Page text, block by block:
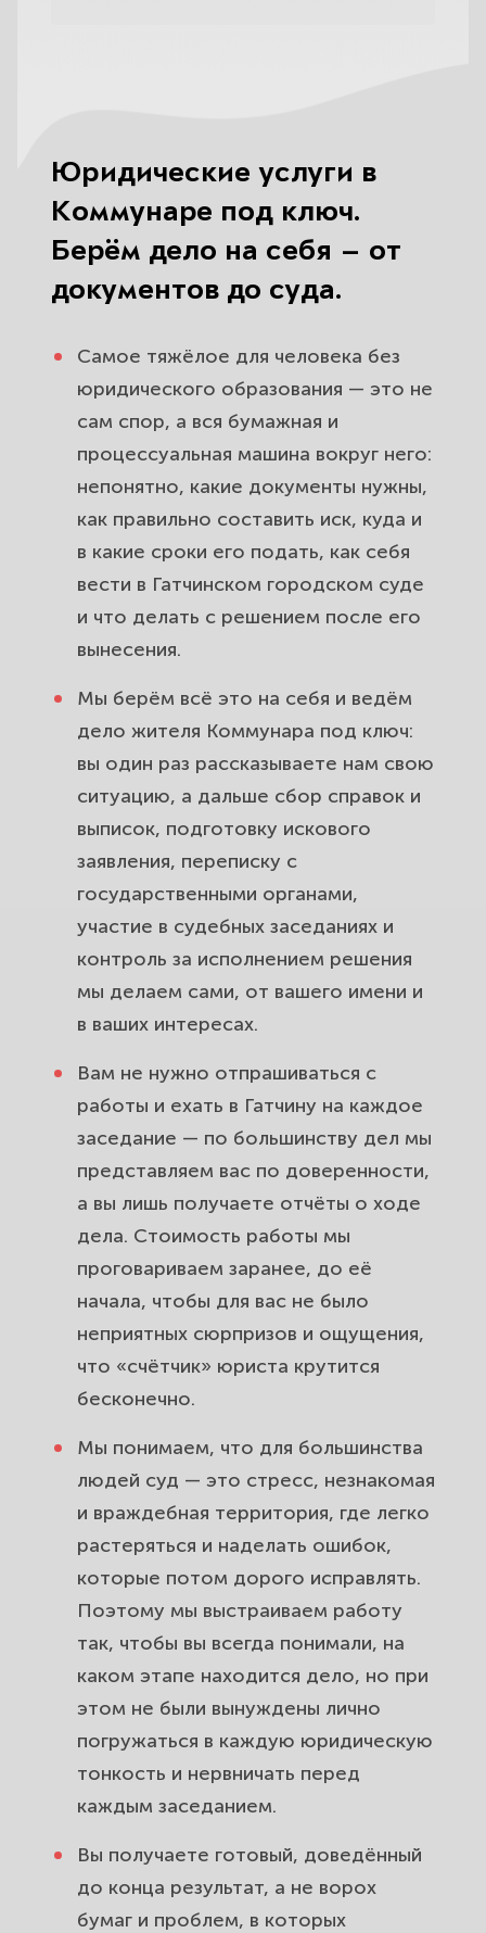
Юридические услуги в
Коммунаре под ключ.
Берём дело на себя — от
документов до суда.
Самое тяжёлое для человека без
юридического образования — это не
сам спор, а вся бумажная и
процессуальная машина вокруг него:
непонятно, какие документы нужны,
как правильно составить иск, куда и
в какие сроки его подать, как себя
вести в Гатчинском городском суде
и что делать с решением после его
вынесения.
Мы берём всё это на себя и ведём
дело жителя Коммунара под ключ:
вы один раз рассказываете нам свою
ситуацию, а дальше сбор справок и
выписок, подготовку искового
заявления, переписку с
государственными органами,
участие в судебных заседаниях и
контроль за исполнением решения
мы делаем сами, от вашего имени и
в ваших интересах.
Вам не нужно отпрашиваться с
работы и ехать в Гатчину на каждое
заседание — по большинству дел мы
представляем вас по доверенности,
а вы лишь получаете отчёты о ходе
дела. Стоимость работы мы
проговариваем заранее, до её
начала, чтобы для вас не было
неприятных сюрпризов и ощущения,
что «счётчик» юриста крутится
бесконечно.
Мы понимаем, что для большинства
людей суд — это стресс, незнакомая
и враждебная территория, где легко
растеряться и наделать ошибок,
которые потом дорого исправлять.
Поэтому мы выстраиваем работу
так, чтобы вы всегда понимали, на
каком этапе находится дело, но при
этом не были вынуждены лично
погружаться в каждую юридическую
тонкость и нервничать перед
каждым заседанием.
Вы получаете готовый, доведённый
до конца результат, а не ворох
бумаг и проблем, в которых